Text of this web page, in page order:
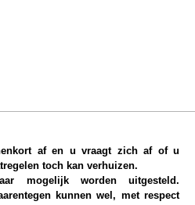
af en u vraagt zich af of u
toch kan verhuizen.
mogelijk worden uitgesteld.
kunnen wel, met respect